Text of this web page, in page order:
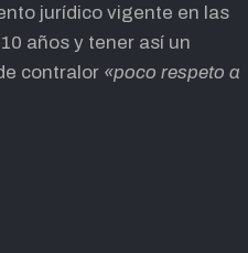
jurídico vigente en las
años y tener así un
contralor «poco respeto a